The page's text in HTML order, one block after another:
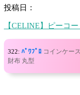
投稿日：
【CELINE】ピーコ
322: ﾊﾟﾜﾌﾟﾛ コインケー
財布 丸型